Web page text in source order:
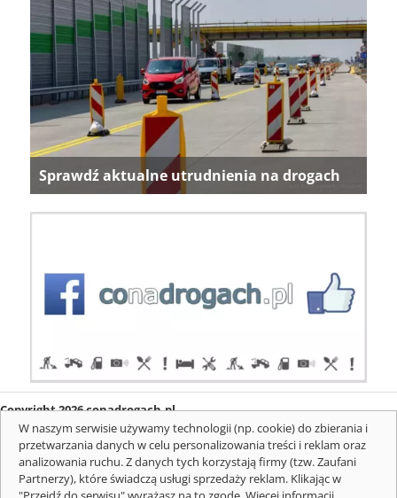
Sprawdź aktualne utrudnienia na drogach
Copyright 2026 conadrogach.pl
O firmie
Redakcja Regulamin
Informacje o cookies
Mapa serwisu
Komunikaty
W naszym serwisie używamy technologii (np. cookie) do zbierania i
przetwarzania danych w celu personalizowania treści i reklam oraz
analizowania ruchu. Z danych tych korzystają firmy (tzw. Zaufani
Partnerzy), które świadczą usługi sprzedaży reklam. Klikając w